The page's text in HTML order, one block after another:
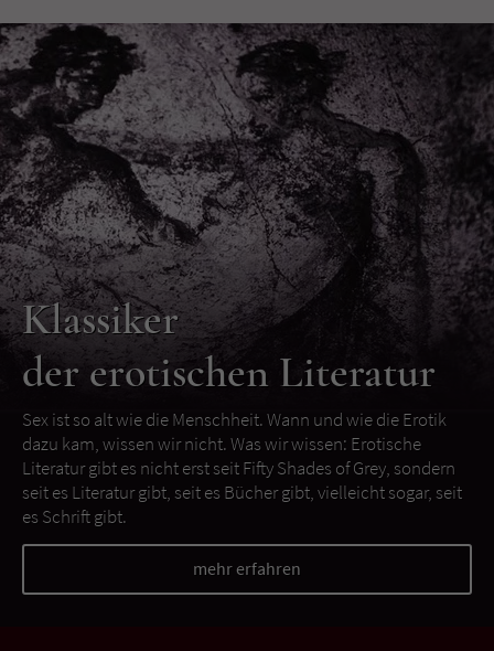
Klassiker
der erotischen Literatur
Sex ist so alt wie die Menschheit. Wann und wie die Erotik
dazu kam, wissen wir nicht. Was wir wissen: Erotische
Literatur gibt es nicht erst seit Fifty Shades of Grey, sondern
seit es Literatur gibt, seit es Bücher gibt, vielleicht sogar, seit
es Schrift gibt.
mehr erfahren